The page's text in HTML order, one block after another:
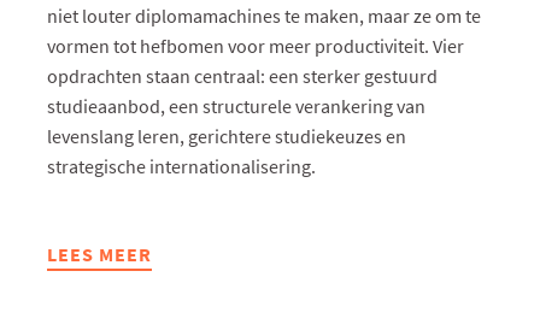
niet louter diplomamachines te maken, maar ze om te
vormen tot hefbomen voor meer productiviteit. Vier
opdrachten staan centraal: een sterker gestuurd
studieaanbod, een structurele verankering van
levenslang leren, gerichtere studiekeuzes en
strategische internationalisering.
LEES MEER
ABOUT